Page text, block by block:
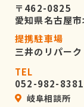
〒462-0825
愛知県名古屋
提携駐車場
三井のリパー
TEL
052-982-8381
岐阜相談所